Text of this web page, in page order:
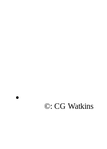
©: CG Watkins